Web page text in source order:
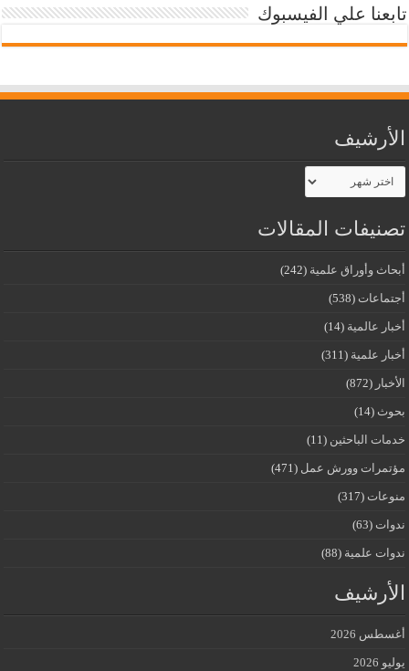
تابعنا علي الفيسبوك
الأرشيف
الأرشيف
تصنيفات المقالات
أبحاث وأوراق علمية (242)
أجتماعات (538)
أخبار عالمية (14)
أخبار علمية (311)
الأخبار (872)
بحوث (14)
خدمات الباحثين (11)
مؤتمرات وورش عمل (471)
منوعات (317)
ندوات (63)
ندوات علمية (88)
الأرشيف
أغسطس 2026
يوليو 2026